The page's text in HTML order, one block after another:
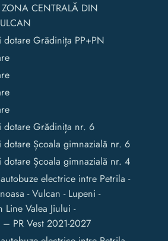
ZONA CENTRALĂ DIN
Grădinița PP+PN
dotare Grădinița nr. 6
dotare Școala gimnazială nr. 6
dotare Școala gimnazială nr. 4
electrice intre Petrila -
- Vulcan - Lupeni -
Line Valea Jiului -
PR Vest 2021-2027